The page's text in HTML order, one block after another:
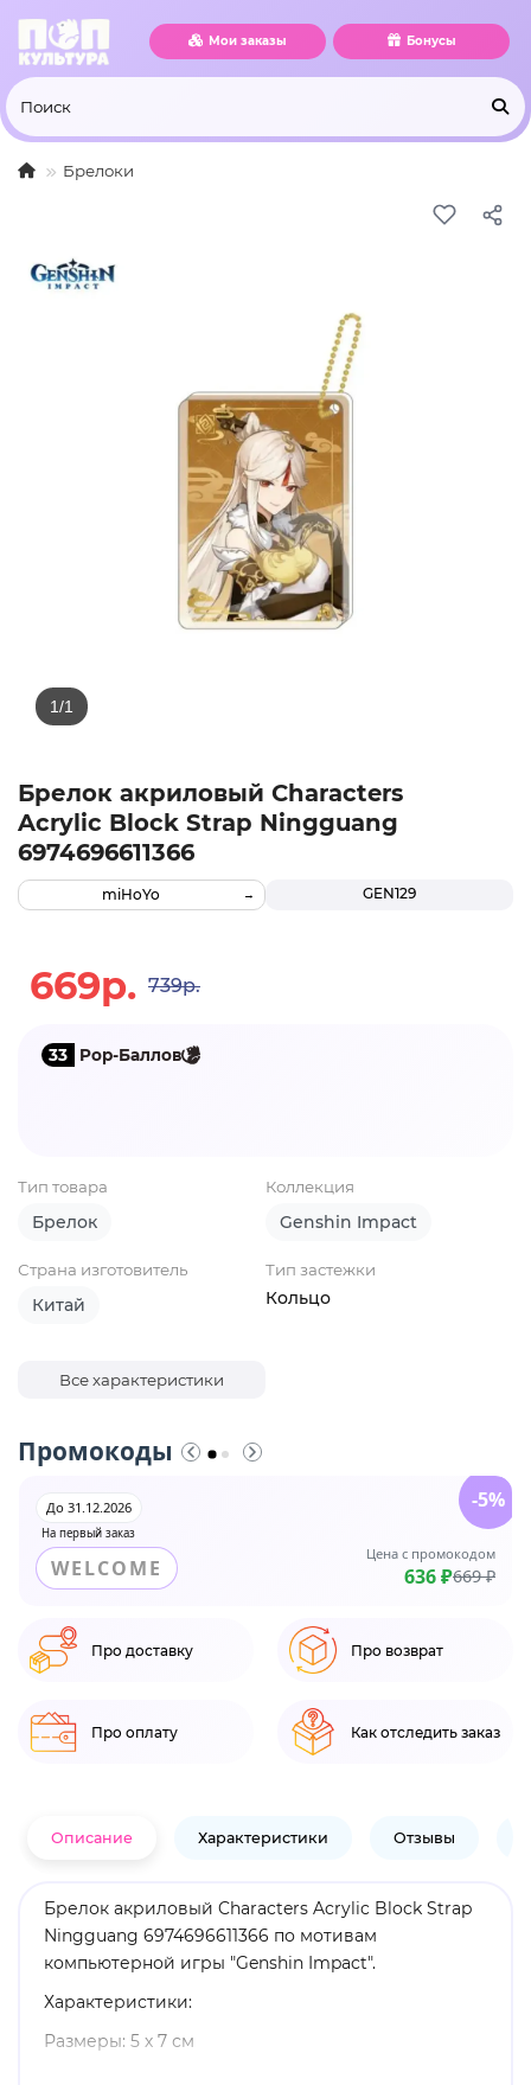
Мои заказы Бонусы
Брелоки
Брелок акриловый Characters
Acrylic Block Strap Ningguang
6974696611366
GEN129
miHoYo
669р. 739р.
33 Pop-Баллов
Тип товара
Брелок
Коллекция
Genshin Impact
Страна изготовитель
Китай
Тип застежки
Кольцо
Все характеристики
Промокоды
На первый заказ
До 31.12.2026
WELCOME
Цена с промокодом
636 ₽669 ₽
-5%
Про доставку Про возврат
Про оплату Как отследить заказ
Описание Характеристики Отзывы
Брелок акриловый Characters Acrylic Block Strap
Ningguang 6974696611366 по мотивам
компьютерной игры "Genshin Impact".
Характеристики:
Размеры: 5 х 7 см